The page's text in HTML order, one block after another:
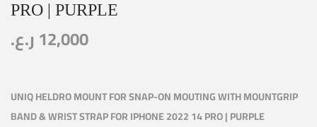
PRO | PURPLE
12,000 ر.ع.
UNIQ HELDRO MOUNT FOR SNAP-ON MOUTING WITH MOUNTGRIP
BAND & WRIST STRAP FOR IPHONE 2022 14 PRO | PURPLE